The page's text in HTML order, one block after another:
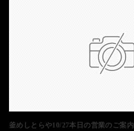
釜めしとらや10/27本日の営業のご案内